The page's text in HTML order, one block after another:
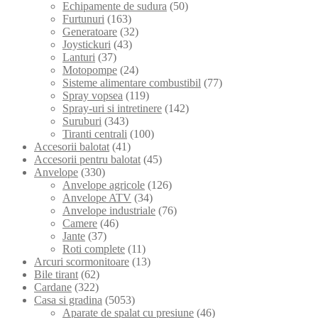
Echipamente de sudura (50)
Furtunuri (163)
Generatoare (32)
Joystickuri (43)
Lanturi (37)
Motopompe (24)
Sisteme alimentare combustibil (77)
Spray vopsea (119)
Spray-uri si intretinere (142)
Suruburi (343)
Tiranti centrali (100)
Accesorii balotat (41)
Accesorii pentru balotat (45)
Anvelope (330)
Anvelope agricole (126)
Anvelope ATV (34)
Anvelope industriale (76)
Camere (46)
Jante (37)
Roti complete (11)
Arcuri scormonitoare (13)
Bile tirant (62)
Cardane (322)
Casa si gradina (5053)
Aparate de spalat cu presiune (46)